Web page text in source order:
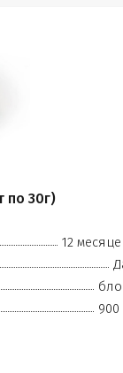
по 30г)
12
900